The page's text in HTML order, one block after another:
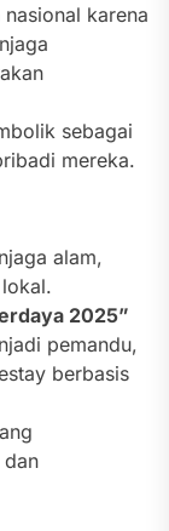
karena
sebagai
mereka.
alam,
2025”
pemandu,
berbasis